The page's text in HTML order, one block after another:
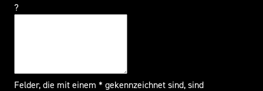
?
Felder, die mit einem * gekennzeichnet sind, sind